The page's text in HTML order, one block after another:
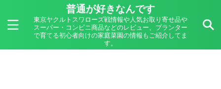
普通が好きなんです
東京ヤクルトスワローズ戦情報や人気お取り寄せ品や
スーパー・コンビニ商品などのレビュー、プランター
で育てる初心者向けの家庭菜園の情報もご紹介してま
す。